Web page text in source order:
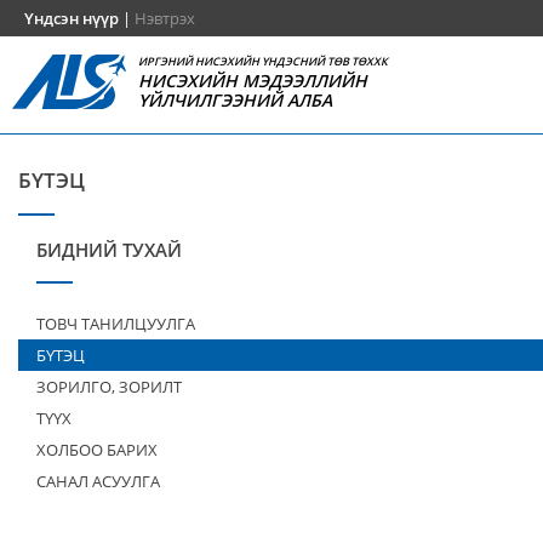
Үндсэн нүүр | Нэвтрэх
ИРГЭНИЙ НИСЭХИЙН ҮНДЭСНИЙ ТӨВ ТӨХХК
НИСЭХИЙН МЭДЭЭЛЛИЙН
ҮЙЛЧИЛГЭЭНИЙ АЛБА
БҮТЭЦ
БИДНИЙ ТУХАЙ
ТОВЧ ТАНИЛЦУУЛГА
БҮТЭЦ
ЗОРИЛГО, ЗОРИЛТ
ТҮҮХ
ХОЛБОО БАРИХ
САНАЛ АСУУЛГА